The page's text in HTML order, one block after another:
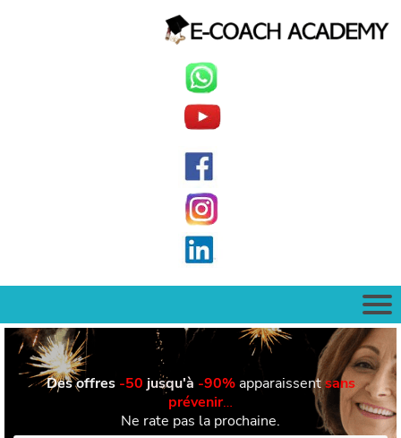
Des offres -50 jusqu'à -90%apparaissentsans
prévenir…
Ne rate pas la prochaine.